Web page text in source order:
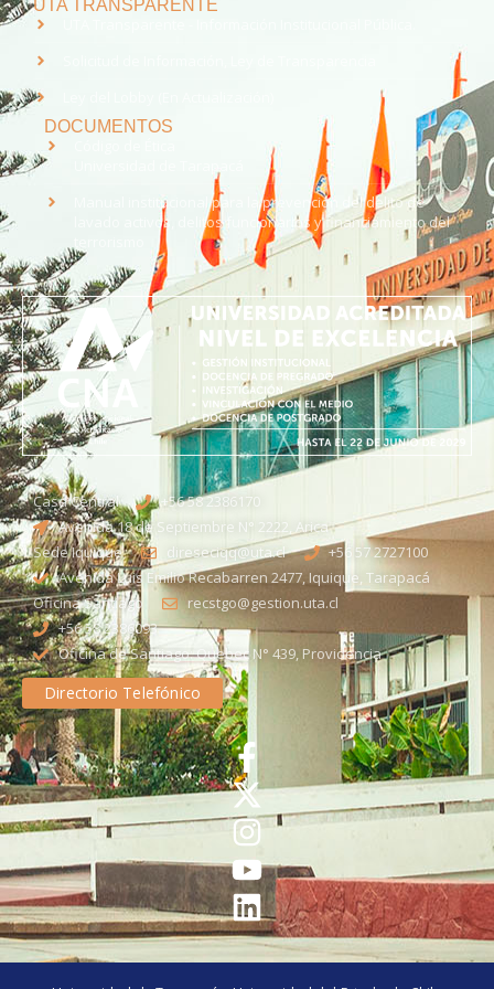
UTA TRANSPARENTE
DOCUMENTOS
Manual institucional para la prevención del delito de
lavado activos, delitos funcionarios y financiamiento del
Casa Central
+56 58 2386170
Avenida 18 de Septiembre N° 2222, Arica
Sede Iquique
direseciqq@uta.cl
+56 57 2727100​
Avenida Luis Emilio Recabarren 2477, Iquique, Tarapacá
Oficina Santiago
recstgo@gestion.uta.cl
+56 58 2386093
Oficina de Santiago: Quebec N° 439, Providencia
Directorio Telefónico